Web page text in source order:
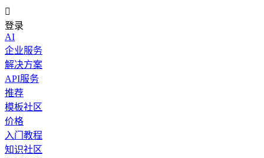

登录
AI
企业服务
解决方案
API服务
推荐
模板社区
价格
入门教程
知识社区